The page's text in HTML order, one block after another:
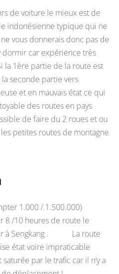
de voiture le mieux est de
indonésienne typique qui ne
vous donnerais donc pas de
dormir car expérience très
la 1ère partie de la route est
la seconde partie vers
et en mauvais état ce qui
des routes en pays
de faire du 2 roues et ou
petites routes de montagne
1.000 / 1.500.000)
8 /10 heures de route le
à Sengkang . La route
état voire impraticable
par le trafic car il n’y a